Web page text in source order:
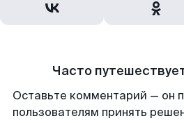
Часто
Оставьте комментарий — он
пользователям принять